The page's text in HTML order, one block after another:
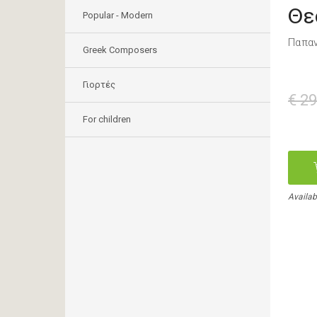
Popular - Modern
Greek Composers
Γιορτές
For children
€